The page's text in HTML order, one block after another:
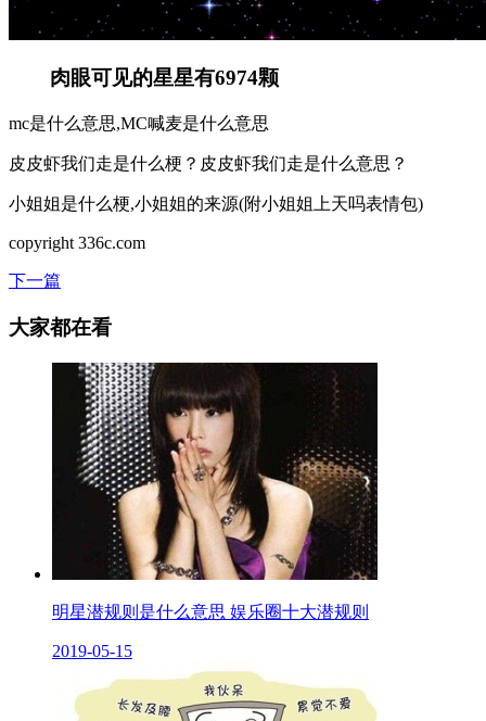
肉眼可见的星星有6974颗
mc是什么意思,MC喊麦是什么意思
皮皮虾我们走是什么梗？皮皮虾我们走是什么意思？
小姐姐是什么梗,小姐姐的来源(附小姐姐上天吗表情包)
copyright 336c.com
下一篇
大家都在看
明星潜规则是什么意思 娱乐圈十大潜规则
2019-05-15